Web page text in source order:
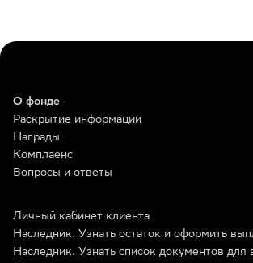
О фонде
Раскрытие информации
Награды
Комплаенс
Вопросы и ответы
Личный кабинет клиента
Наследник. Узнать остаток и оформить
Наследник. Узнать список документов для